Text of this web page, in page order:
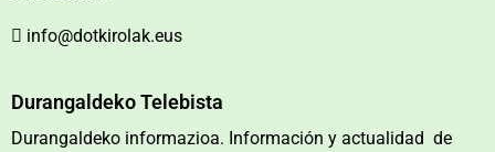
info@dotkirolak.eus
Durangaldeko Telebista
Durangaldeko informazioa. Información y actualidad de